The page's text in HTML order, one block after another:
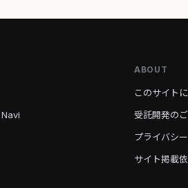
ABOUT
このサイト
受託開発の
プライバシ
サイト掲載